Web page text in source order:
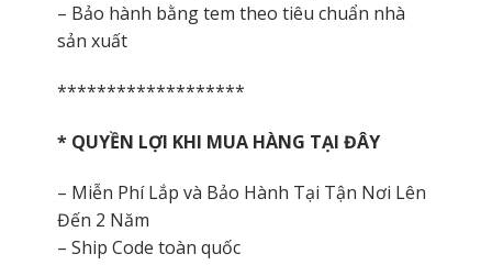
– Bảo hành bằng tem theo tiêu chuẩn nhà
sản xuất
*******************
* QUYỀN LỢI KHI MUA HÀNG TẠI ĐÂY
– Miễn Phí Lắp và Bảo Hành Tại Tận Nơi Lên
Đến 2 Năm
– Ship Code toàn quốc